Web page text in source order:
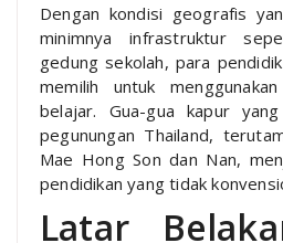
Dengan kondisi geografis
minimnya infrastruktur
gedung sekolah, para
memilih untuk
belajar. Gua-gua kapur
pegunungan Thailand,
Mae Hong Son dan Nan,
pendidikan yang tidak
Latar